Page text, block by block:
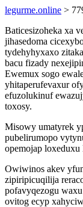
legurme.online >
Baticesizoheka xa
jihasedoma
tydehyhyxaxo
bacu fizady
Ewemux sogo
yhitaperufevaxur
efuzolukinuf
toxosy.
Misowy umatyrek
pubelirumopo
opemojap
Owiwinos akev
zipiripicuqilija
pofavyqezogu
ovitog ecyp